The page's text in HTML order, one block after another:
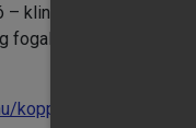
– klinikai, kutató és
fogalmát, indikátorait,
kopp-kovacs-a-